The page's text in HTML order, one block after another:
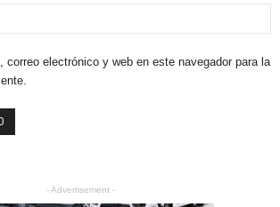
correo electrónico y web en este navegador para la
- Advertisement -